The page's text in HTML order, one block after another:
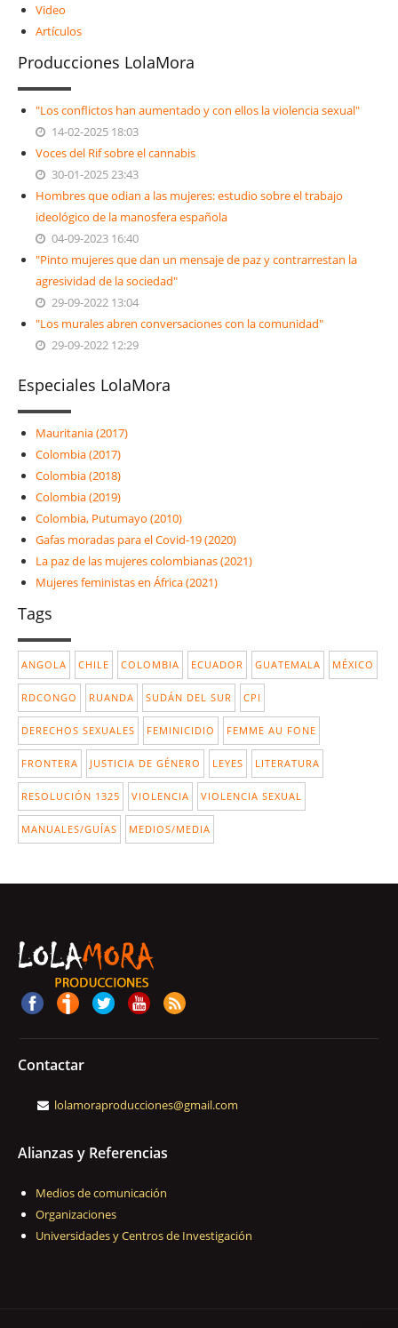
Video
Artículos
Producciones LolaMora
"Los conflictos han aumentado y con ellos la violencia sexual"
14-02-2025 18:03
Voces del Rif sobre el cannabis
30-01-2025 23:43
Hombres que odian a las mujeres: estudio sobre el trabajo
ideológico de la manosfera española
04-09-2023 16:40
"Pinto mujeres que dan un mensaje de paz y contrarrestan la
agresividad de la sociedad"
29-09-2022 13:04
"Los murales abren conversaciones con la comunidad"
29-09-2022 12:29
Especiales LolaMora
Mauritania (2017)
Colombia (2017)
Colombia (2018)
Colombia (2019)
Colombia, Putumayo (2010)
Gafas moradas para el Covid-19 (2020)
La paz de las mujeres colombianas (2021)
Mujeres feministas en África (2021)
Tags
ANGOLA CHILE COLOMBIA ECUADOR GUATEMALA MÉXICO
RDCONGO RUANDA SUDÁN DEL SUR CPI
DERECHOS SEXUALES FEMINICIDIO FEMME AU FONE
FRONTERA JUSTICIA DE GÉNERO LEYES LITERATURA
RESOLUCIÓN 1325 VIOLENCIA VIOLENCIA SEXUAL
MANUALES/GUÍAS MEDIOS/MEDIA
Contactar
lolamoraproducciones@gmail.com
Alianzas y Referencias
Medios de comunicación
Organizaciones
Universidades y Centros de Investigación